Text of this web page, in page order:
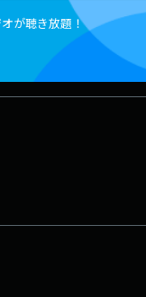
が聴き放題！